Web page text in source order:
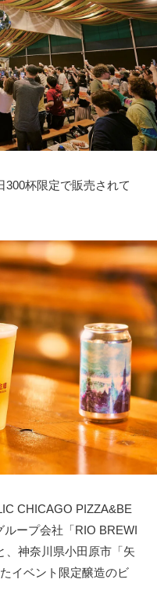
300杯限定で販売されて
CHICAGO PIZZA&BE
ープ会社「RIO BREWI
、神奈川県小田原市「矢
イベント限定醸造のビ